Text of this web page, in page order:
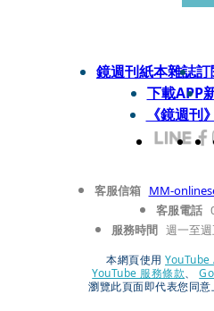
鏡週刊紙本雜誌訂
下載APP
《鏡週刊
客服信箱 MM-
客服電話
服務時間 週一至
本網頁使用 YouTube
YouTube 服務條款、
瀏覽此頁面即代表您同